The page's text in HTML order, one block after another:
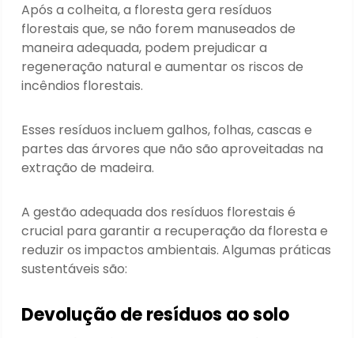
Após a colheita, a floresta gera resíduos
florestais que, se não forem manuseados de
maneira adequada, podem prejudicar a
regeneração natural e aumentar os riscos de
incêndios florestais.
Esses resíduos incluem galhos, folhas, cascas e
partes das árvores que não são aproveitadas na
extração de madeira.
A gestão adequada dos resíduos florestais é
crucial para garantir a recuperação da floresta e
reduzir os impactos ambientais. Algumas práticas
sustentáveis são:
Devolução de resíduos ao solo